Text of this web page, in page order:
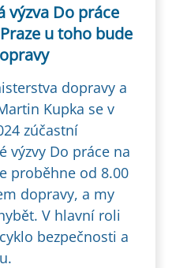
výzva Do práce
u toho bude
dopravy a
Kupka se v
zúčastní
výzvy Do práce na
proběhne od 8.00
dopravy, a my
V hlavní roli
bezpečnosti a